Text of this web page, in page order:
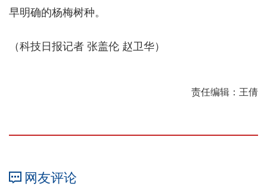
早明确的杨梅树种。
（科技日报记者 张盖伦 赵卫华）
责任编辑：王倩
网友评论